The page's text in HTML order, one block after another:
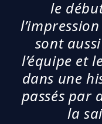
le
sont
l’équipe et
dans une
passés par
la